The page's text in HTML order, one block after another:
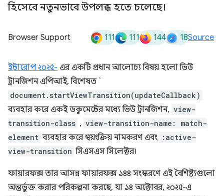
হিসেবে নতুনভাবে উপলব্ধ হতে চলেছে।
Browser Support 111 111 144 18Source
ইন্টারোপ ২০২৫- এর একটি প্রধান আলোচ্য বিষয় হলো ভিউ
ট্রানজিশন এপিআই, বিশেষত `
document.startViewTransition(updateCallback)
ব্যবহার করে একই ডকুমেন্টের মধ্যে ভিউ ট্রানজিশন, view-
transition-class , view-transition-name: match-
element ব্যবহার করে স্বয়ংক্রিয় নামকরণ এবং :active-
view-transition সিএসএস সিলেক্টর।
ফায়ারফক্স তার আসন্ন ফায়ারফক্স ১৪৪ সংস্করণে এই বৈশিষ্ট্যগুলো
অন্তর্ভুক্ত করার পরিকল্পনা করছে, যা ১৪ অক্টোবর, ২০২৫-এ